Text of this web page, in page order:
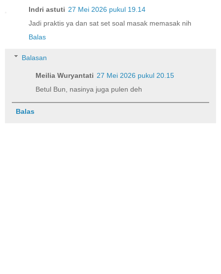
Indri astuti 27 Mei 2026 pukul 19.14
Jadi praktis ya dan sat set soal masak memasak nih
Balas
Balasan
Meilia Wuryantati 27 Mei 2026 pukul 20.15
Betul Bun, nasinya juga pulen deh
Balas